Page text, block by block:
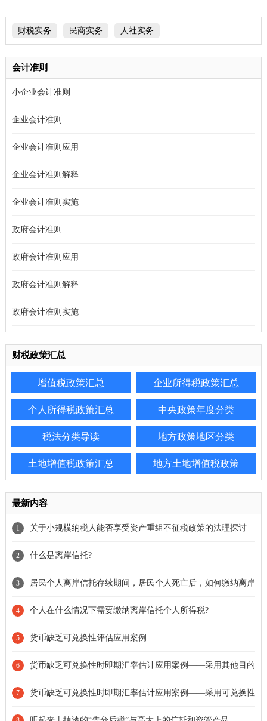
财税实务 民商实务 人社实务
会计准则
小企业会计准则
企业会计准则
企业会计准则应用
企业会计准则解释
企业会计准则实施
政府会计准则
政府会计准则应用
政府会计准则解释
政府会计准则实施
财税政策汇总
增值税政策汇总 企业所得税政策汇总
个人所得税政策汇总 中央政策年度分类
税法分类导读 地方政策地区分类
土地增值税政策汇总 地方土地增值税政策
最新内容
1 关于小规模纳税人能否享受资产重组不征税政策的法理探讨
2 什么是离岸信托?
3 居民个人离岸信托存续期间，居民个人死亡后，如何缴纳离岸
信托个人所得税?
4 个人在什么情况下需要缴纳离岸信托个人所得税?
5 货币缺乏可兑换性评估应用案例
6 货币缺乏可兑换性时即期汇率估计应用案例——采用其他目的
下的可观察汇率
7 货币缺乏可兑换性时即期汇率估计应用案例——采用可兑换性